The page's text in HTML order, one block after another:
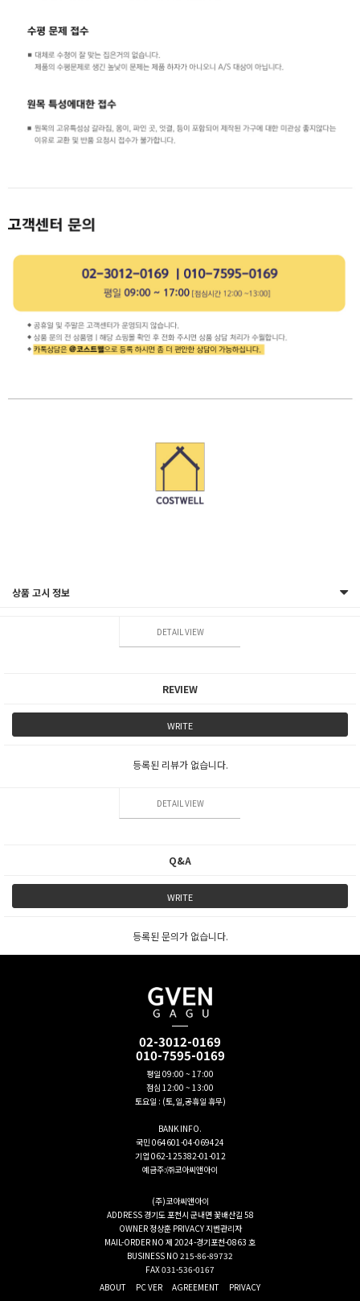
상품 고시 정보
DETAIL VIEW
REVIEW
WRITE
등록된 리뷰가 없습니다.
DETAIL VIEW
Q&A
WRITE
등록된 문의가 없습니다.
02-3012-0169
010-7595-0169
평일 09:00 ~ 17:00
점심 12:00 ~ 13:00
토요일 : (토,일,공휴일 휴무)
BANK INFO.
국민 064601-04-069424
기업 062-125382-01-012
예금주:㈜코아씨앤아이
(주)코아씨앤아이
ADDRESS경기도 포천시 군내면 꽃배산길 58
OWNER정상훈 PRIVACY지벤관리자
MAIL-ORDER NO 제 2024-경기포천-0863 호
BUSINESS NO 215-86-89732
FAX031-536-0167
ABOUT
PC VER AGREEMENT PRIVACY